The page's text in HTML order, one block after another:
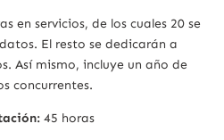
en servicios, de los cuales 20 se
El resto se dedicarán a
Así mismo, incluye un año de
concurrentes.
45 horas